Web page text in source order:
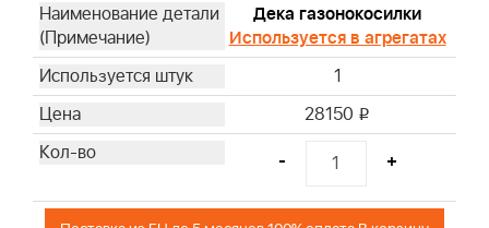
Дека газонокосилки
Используется в агрегатах
1
28150 i
- +